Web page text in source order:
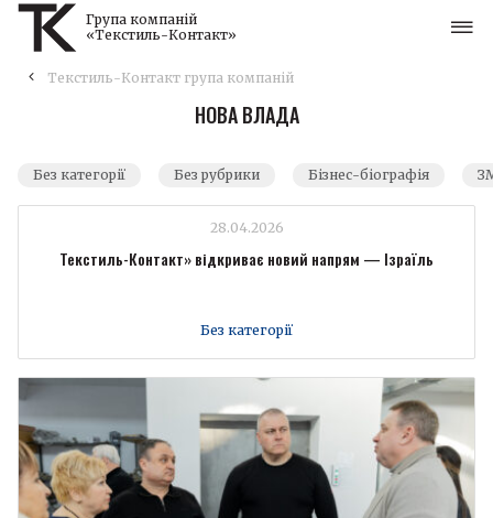
Група компаній
«Текстиль-Контакт»
Текстиль-Контакт група компаній
НОВА ВЛАДА
Без категорії Без рубрики Бізнес-біографія
28.04.2026
Текстиль-Контакт» відкриває новий напрям — Ізраїль
Без категорії